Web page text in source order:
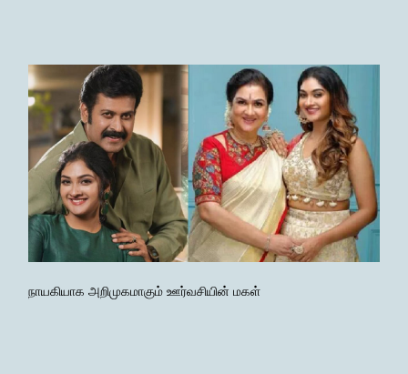
நாயகியாக அறிமுகமாகும் ஊர்வசியின் மகள்